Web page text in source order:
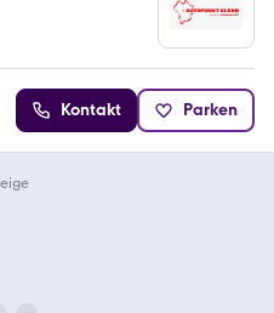
Kontakt Parken